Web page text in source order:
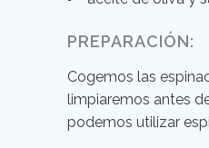
PREPARACIÓN:
Cogemos las
limpiaremos antes
podemos utilizar